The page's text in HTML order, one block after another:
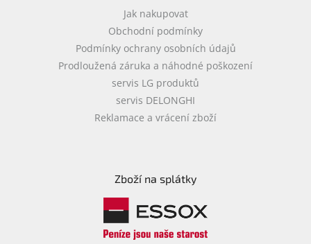
Jak nakupovat
Obchodní podmínky
Podmínky ochrany osobních údajů
Prodloužená záruka a náhodné poškození
servis LG produktů
servis DELONGHI
Reklamace a vrácení zboží
Zboží na splátky